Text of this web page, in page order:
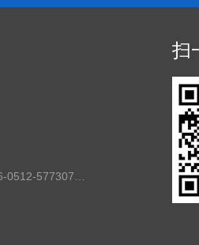
扫